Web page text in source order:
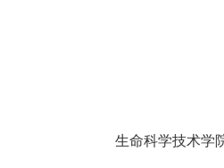
生命科学技术学